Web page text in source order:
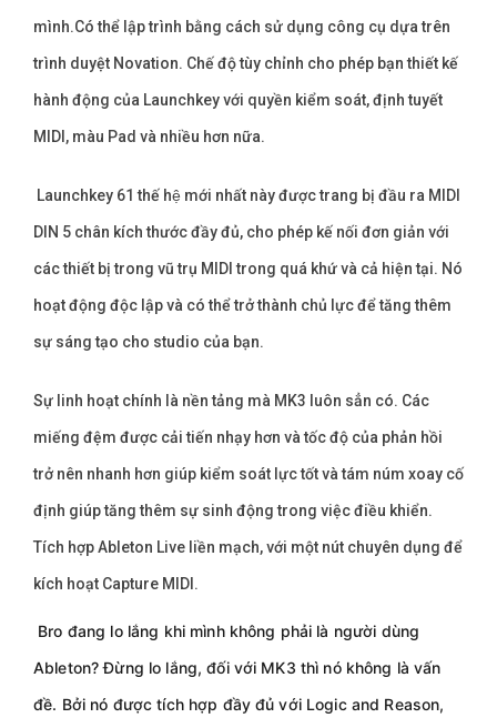
mình.Có thể lập trình bằng cách sử dụng công cụ dựa trên
trình duyệt Novation. Chế độ tùy chỉnh cho phép bạn thiết kế
hành động của Launchkey với quyền kiểm soát, định tuyết
MIDI, màu Pad và nhiều hơn nữa.
Launchkey 61 thế hệ mới nhất này được trang bị đầu ra MIDI
DIN 5 chân kích thước đầy đủ, cho phép kế nối đơn giản với
các thiết bị trong vũ trụ MIDI trong quá khứ và cả hiện tại. Nó
hoạt động độc lập và có thể trở thành chủ lực để tăng thêm
sự sáng tạo cho studio của bạn.
Sự linh hoạt chính là nền tảng mà MK3 luôn sẳn có. Các
miếng đệm được cải tiến nhạy hơn và tốc độ của phản hồi
trở nên nhanh hơn giúp kiểm soát lực tốt và tám núm xoay cố
định giúp tăng thêm sự sinh động trong việc điều khiển.
Tích hợp Ableton Live liền mạch, với một nút chuyên dụng để
kích hoạt Capture MIDI.
Bro đang lo lắng khi mình không phải là người dùng
Ableton? Đừng lo lắng, đối với MK3 thì nó không là vấn
đề. Bởi nó được tích hợp đầy đủ với Logic and Reason,